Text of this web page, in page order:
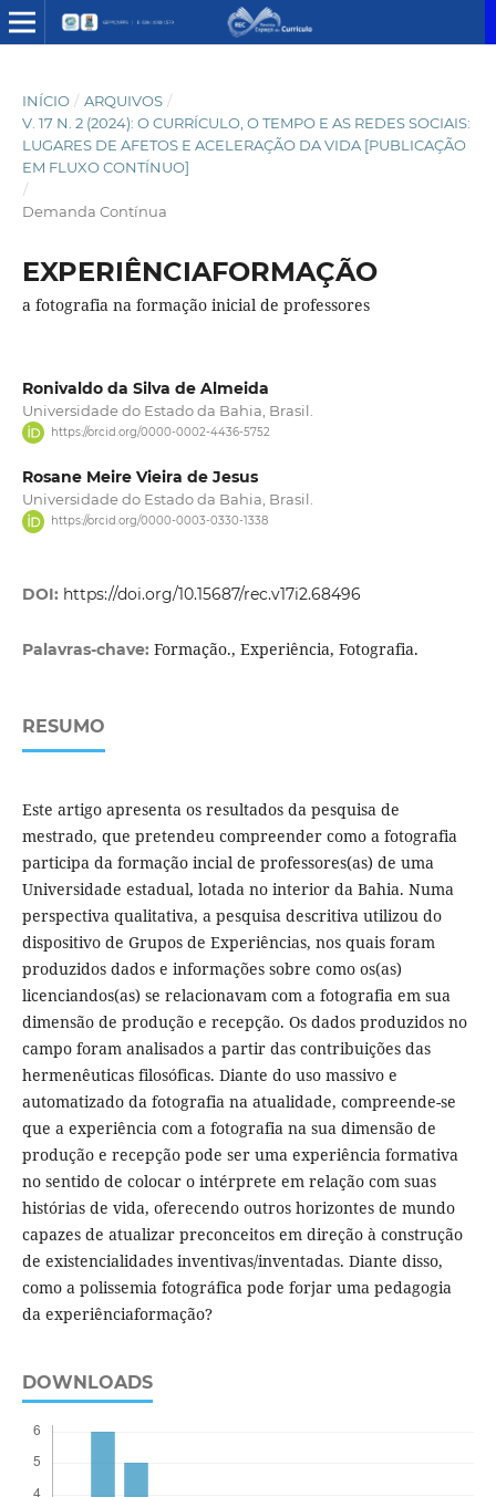
INÍCIO / ARQUIVOS /
V. 17 N. 2 (2024): O CURRÍCULO, O TEMPO E AS REDES SOCIAIS:
LUGARES DE AFETOS E ACELERAÇÃO DA VIDA [PUBLICAÇÃO
EM FLUXO CONTÍNUO]
/
Demanda Contínua
EXPERIÊNCIAFORMAÇÃO
a fotografia na formação inicial de professores
Ronivaldo da Silva de Almeida
Universidade do Estado da Bahia, Brasil.
https://orcid.org/0000-0002-4436-5752
Rosane Meire Vieira de Jesus
Universidade do Estado da Bahia, Brasil.
https://orcid.org/0000-0003-0330-1338
DOI: https://doi.org/10.15687/rec.v17i2.68496
Palavras-chave: Formação., Experiência, Fotografia.
RESUMO
Este artigo apresenta os resultados da pesquisa de
mestrado, que pretendeu compreender como a fotografia
participa da formação incial de professores(as) de uma
Universidade estadual, lotada no interior da Bahia. Numa
perspectiva qualitativa, a pesquisa descritiva utilizou do
dispositivo de Grupos de Experiências, nos quais foram
produzidos dados e informações sobre como os(as)
licenciandos(as) se relacionavam com a fotografia em sua
dimensão de produção e recepção. Os dados produzidos no
campo foram analisados a partir das contribuições das
hermenêuticas filosóficas. Diante do uso massivo e
automatizado da fotografia na atualidade, compreende-se
que a experiência com a fotografia na sua dimensão de
produção e recepção pode ser uma experiência formativa
no sentido de colocar o intérprete em relação com suas
histórias de vida, oferecendo outros horizontes de mundo
capazes de atualizar preconceitos em direção à construção
de existencialidades inventivas/inventadas. Diante disso,
como a polissemia fotográfica pode forjar uma pedagogia
da experiênciaformação?
DOWNLOADS